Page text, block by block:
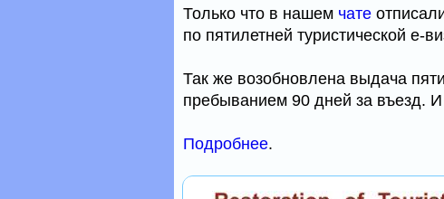
Только что в нашем чате
по пятилетней туристической е-
Так же возобновлена выдача
пребыванием 90 дней за въезд. И
Подробнее.